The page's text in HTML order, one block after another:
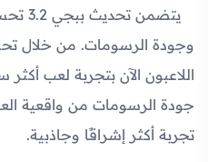
وجودة الرسومات. من خلال
اللاعبون الآن بتجربة لعب
جودة الرسومات من واقعية
تجربة أكثر إشراقًا وجاذبية.